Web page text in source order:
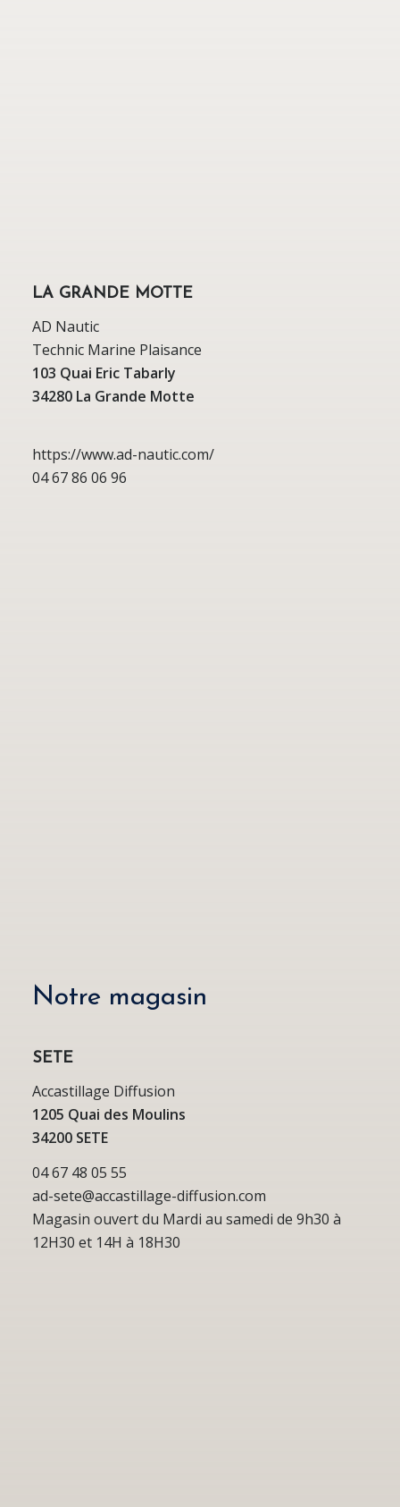
LA GRANDE MOTTE
AD Nautic
Technic Marine Plaisance
103 Quai Eric Tabarly
34280 La Grande Motte
https://www.ad-nautic.com/
04 67 86 06 96
Notre magasin
SETE
Accastillage Diffusion
1205 Quai des Moulins
34200 SETE
04 67 48 05 55
ad-sete@accastillage-diffusion.com
Magasin ouvert du Mardi au samedi de 9h30 à
12H30 et 14H à 18H30